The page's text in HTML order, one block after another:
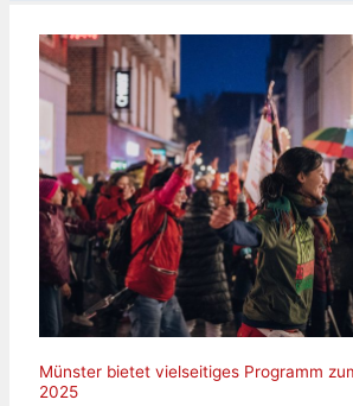
Münster bietet vielseitiges Programm
2025